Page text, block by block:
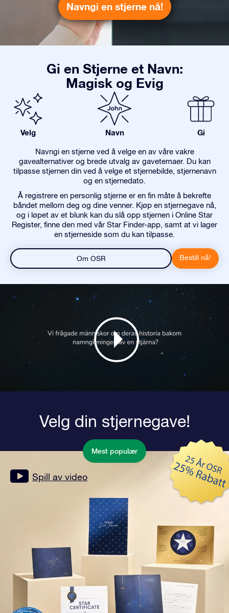
Navngi en stjerne nå!
Gi en Stjerne et Navn:
Magisk og Evig
Velg Navn Gi
Navngi en stjerne ved å velge en av våre vakre
gavealternativer og brede utvalg av gavetemaer. Du kan
tilpasse stjernen din ved å velge et stjernebilde, stjernenavn
og en stjernedato.
Å registrere en personlig stjerne er en fin måte å bekrefte
båndet mellom deg og dine venner. Kjøp en stjernegave nå,
og i løpet av et blunk kan du slå opp stjernen i Online Star
Register, finne den med vår Star Finder-app, samt at vi lager
en stjerneside som du kan tilpasse.
Om OSR Bestill nå!
Velg din stjernegave!
Mest populær
Spill av video